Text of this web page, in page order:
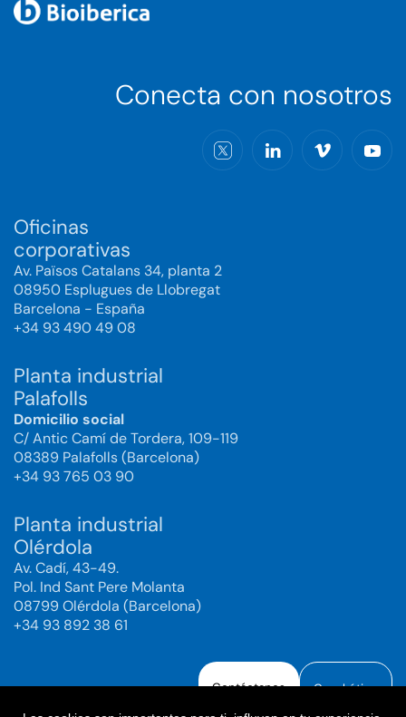
Conecta con nosotros
Oficinas
corporativas
Av. Països Catalans 34, planta 2
08950 Esplugues de Llobregat
Barcelona - España
+34 93 490 49 08
Planta industrial
Palafolls
Domicilio social
C/ Antic Camí de Tordera, 109-119
08389 Palafolls (Barcelona)
+34 93 765 03 90
Planta industrial
Olérdola
Av. Cadí, 43-49.
Pol. Ind Sant Pere Molanta
08799 Olérdola (Barcelona)
+34 93 892 38 61
Contáctanos Canal ético